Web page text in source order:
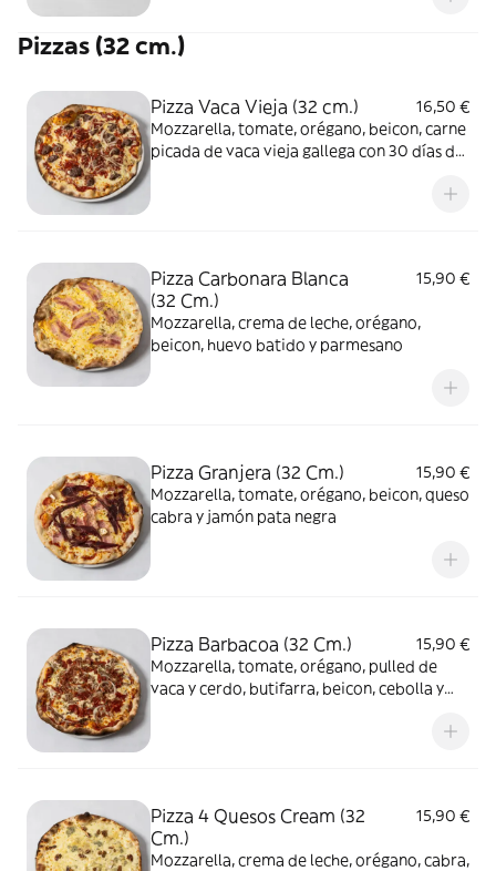
Pizzas (32 cm.)
Pizza Vaca Vieja (32 cm.)
16,50 €
Mozzarella, tomate, orégano, beicon, carne
picada de vaca vieja gallega con 30 días de
Pizza Carbonara Blanca
(32 Cm.)
15,90 €
Mozzarella, crema de leche, orégano,
beicon, huevo batido y parmesano
Pizza Granjera (32 Cm.)
15,90 €
Mozzarella, tomate, orégano, beicon, queso
cabra y jamón pata negra
Pizza Barbacoa (32 Cm.)
15,90 €
Mozzarella, tomate, orégano, pulled de
vaca y cerdo, butifarra, beicon, cebolla y
Pizza 4 Quesos Cream (32
Cm.)
15,90 €
Mozzarella, crema de leche, orégano, cabra,